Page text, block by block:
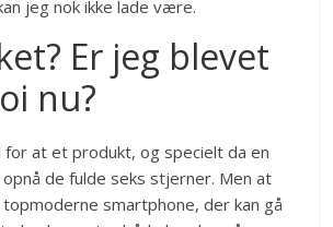
jeg nok ikke lade være.
Er jeg blevet
nu?
for at et produkt, og specielt da en
de fulde seks stjerner. Men at
topmoderne smartphone, der kan gå